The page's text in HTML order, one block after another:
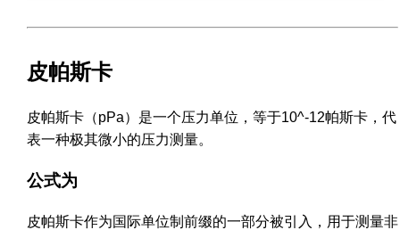
皮帕斯卡
皮帕斯卡（pPa）是一个压力单位，等于10^-12帕斯卡，代
表一种极其微小的压力测量。
公式为
皮帕斯卡作为国际单位制前缀的一部分被引入，用于测量非